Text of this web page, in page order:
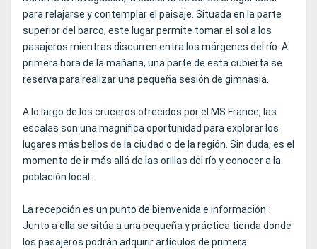
para relajarse y contemplar el paisaje. Situada en la parte
superior del barco, este lugar permite tomar el sol a los
pasajeros mientras discurren entra los márgenes del río. A
primera hora de la mañana, una parte de esta cubierta se
reserva para realizar una pequeña sesión de gimnasia.
A lo largo de los cruceros ofrecidos por el MS France, las
escalas son una magnífica oportunidad para explorar los
lugares más bellos de la ciudad o de la región. Sin duda, es el
momento de ir más allá de las orillas del río y conocer a la
población local.
La recepción es un punto de bienvenida e información:
Junto a ella se sitúa a una pequeña y práctica tienda donde
los pasajeros podrán adquirir artículos de primera